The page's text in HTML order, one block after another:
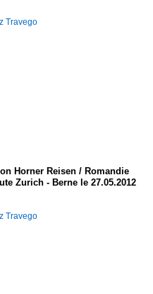
Travego
Horner Reisen / Romandie
Zurich - Berne le 27.05.2012
Travego